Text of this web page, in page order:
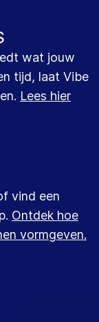
wat jouw
tijd, laat Vibe
Lees hier
vind een
Ontdek hoe
vormgeven.